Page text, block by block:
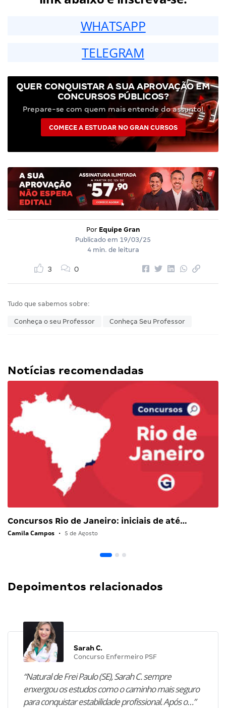
WHATSAPP
TELEGRAM
QUER CONQUISTAR A SUA APROVAÇÃO EM
CONCURSOS PÚBLICOS?
Prepare-se com quem mais entende do assunto!
COMECE A ESTUDAR NO GRAN CURSOS
Por Equipe Gran
Publicado em 19/03/25
4 min. de leitura
3 0
Tudo que sabemos sobre:
Conheça o seu Professor Conheça Seu Professor
Notícias recomendadas
Concursos Rio de Janeiro: iniciais de até…
Camila Campos • 5 de Agosto
Depoimentos relacionados
Sarah C.
Concurso Enfermeiro PSF
“Natural de Frei Paulo (SE), Sarah C. sempre
enxergou os estudos como o caminho mais seguro
para conquistar estabilidade profissional. Após o…”